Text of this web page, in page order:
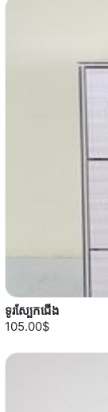
ទូរស្បែកជើង
105.00$